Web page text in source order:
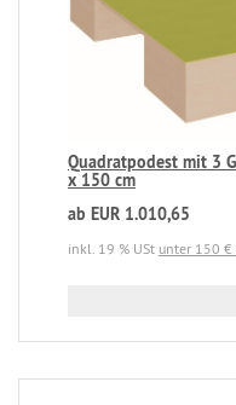
Quadratpodest mit 3
x 150 cm
ab EUR 1.010,65
inkl. 19 % USt unter 150 €